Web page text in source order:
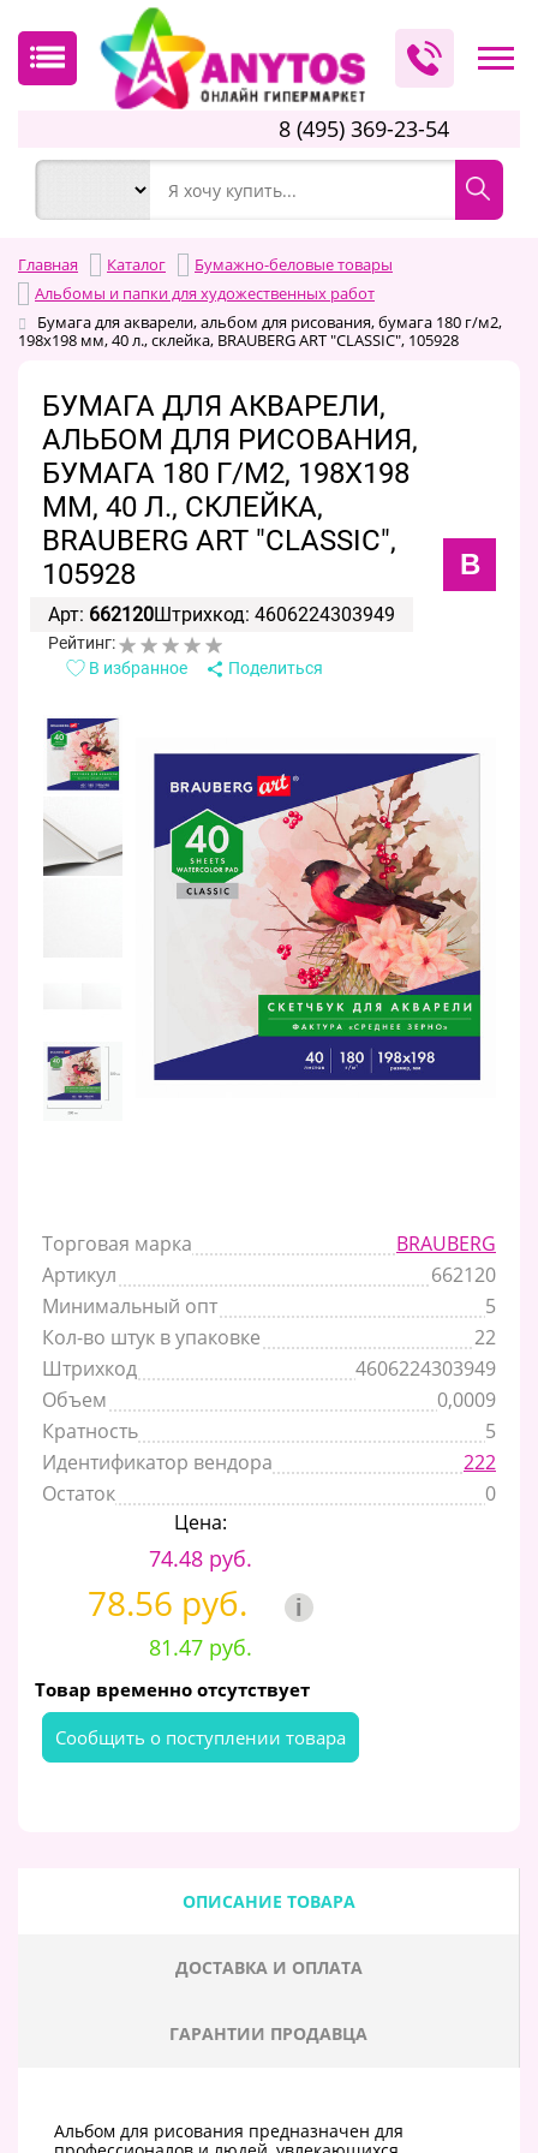
8 (495) 369-23-54
Главная Каталог
Бумажно-беловые товары
Альбомы и папки для художественных работ
Бумага для акварели, альбом для рисования, бумага 180 г/м2,
198х198 мм, 40 л., склейка, BRAUBERG ART "CLASSIC", 105928
БУМАГА ДЛЯ АКВАРЕЛИ,
АЛЬБОМ ДЛЯ РИСОВАНИЯ,
БУМАГА 180 Г/М2, 198Х198
ММ, 40 Л., СКЛЕЙКА,
BRAUBERG ART "CLASSIC",
105928
B
Арт: 662120Штрихкод: 4606224303949
Рейтинг:
В избранное
Поделиться
Торговая марка
BRAUBERG
Артикул
662120
Минимальный опт
5
Кол-во штук в упаковке
22
Штрихкод
4606224303949
Объем
0,0009
Кратность
5
Идентификатор вендора
222
Остаток
0
Цена:
74.48 руб.
78.56 руб. i
81.47 руб.
Товар временно отсутствует
Cообщить о поступлении товара
ОПИСАНИЕ ТОВАРА
ДОСТАВКА И ОПЛАТА
ГАРАНТИИ ПРОДАВЦА
Альбом для рисования предназначен для